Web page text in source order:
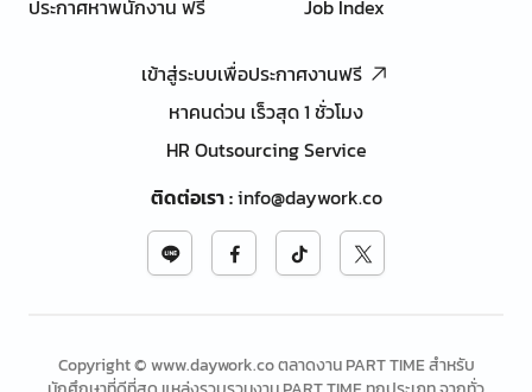
ประกาศหาพนักงาน ฟรี
Job Index
เข้าสู่ระบบเพื่อประกาศงานฟรี
หาคนด่วน เร็วสุด 1 ชั่วโมง
HR Outsourcing Service
ติดต่อเรา:info@daywork.co
Copyright © www.daywork.co ตลาดงาน PART TIME สำหรับ